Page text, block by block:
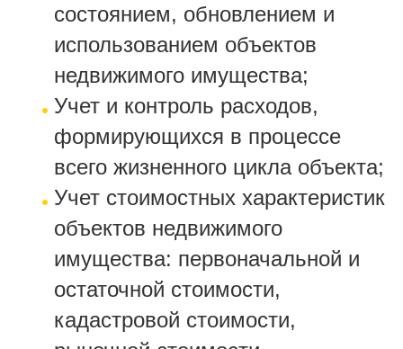
состоянием, обновлением и
использованием объектов
недвижимого имущества;
Учет и контроль расходов,
формирующихся в процессе
всего жизненного цикла объекта;
Учет стоимостных характеристик
объектов недвижимого
имущества: первоначальной и
остаточной стоимости,
кадастровой стоимости,